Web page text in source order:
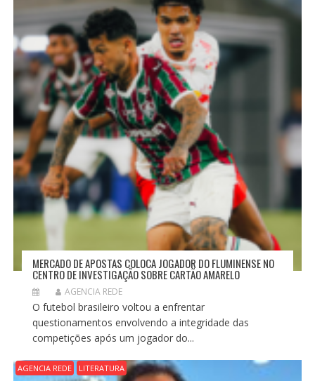
E
P
O
S
T
MERCADO DE APOSTAS COLOCA JOGADOR DO FLUMINENSE NO
CENTRO DE INVESTIGAÇÃO SOBRE CARTÃO AMARELO
AGENCIA REDE
O futebol brasileiro voltou a enfrentar
questionamentos envolvendo a integridade das
competições após um jogador do...
AGENCIA REDE LITERATURA